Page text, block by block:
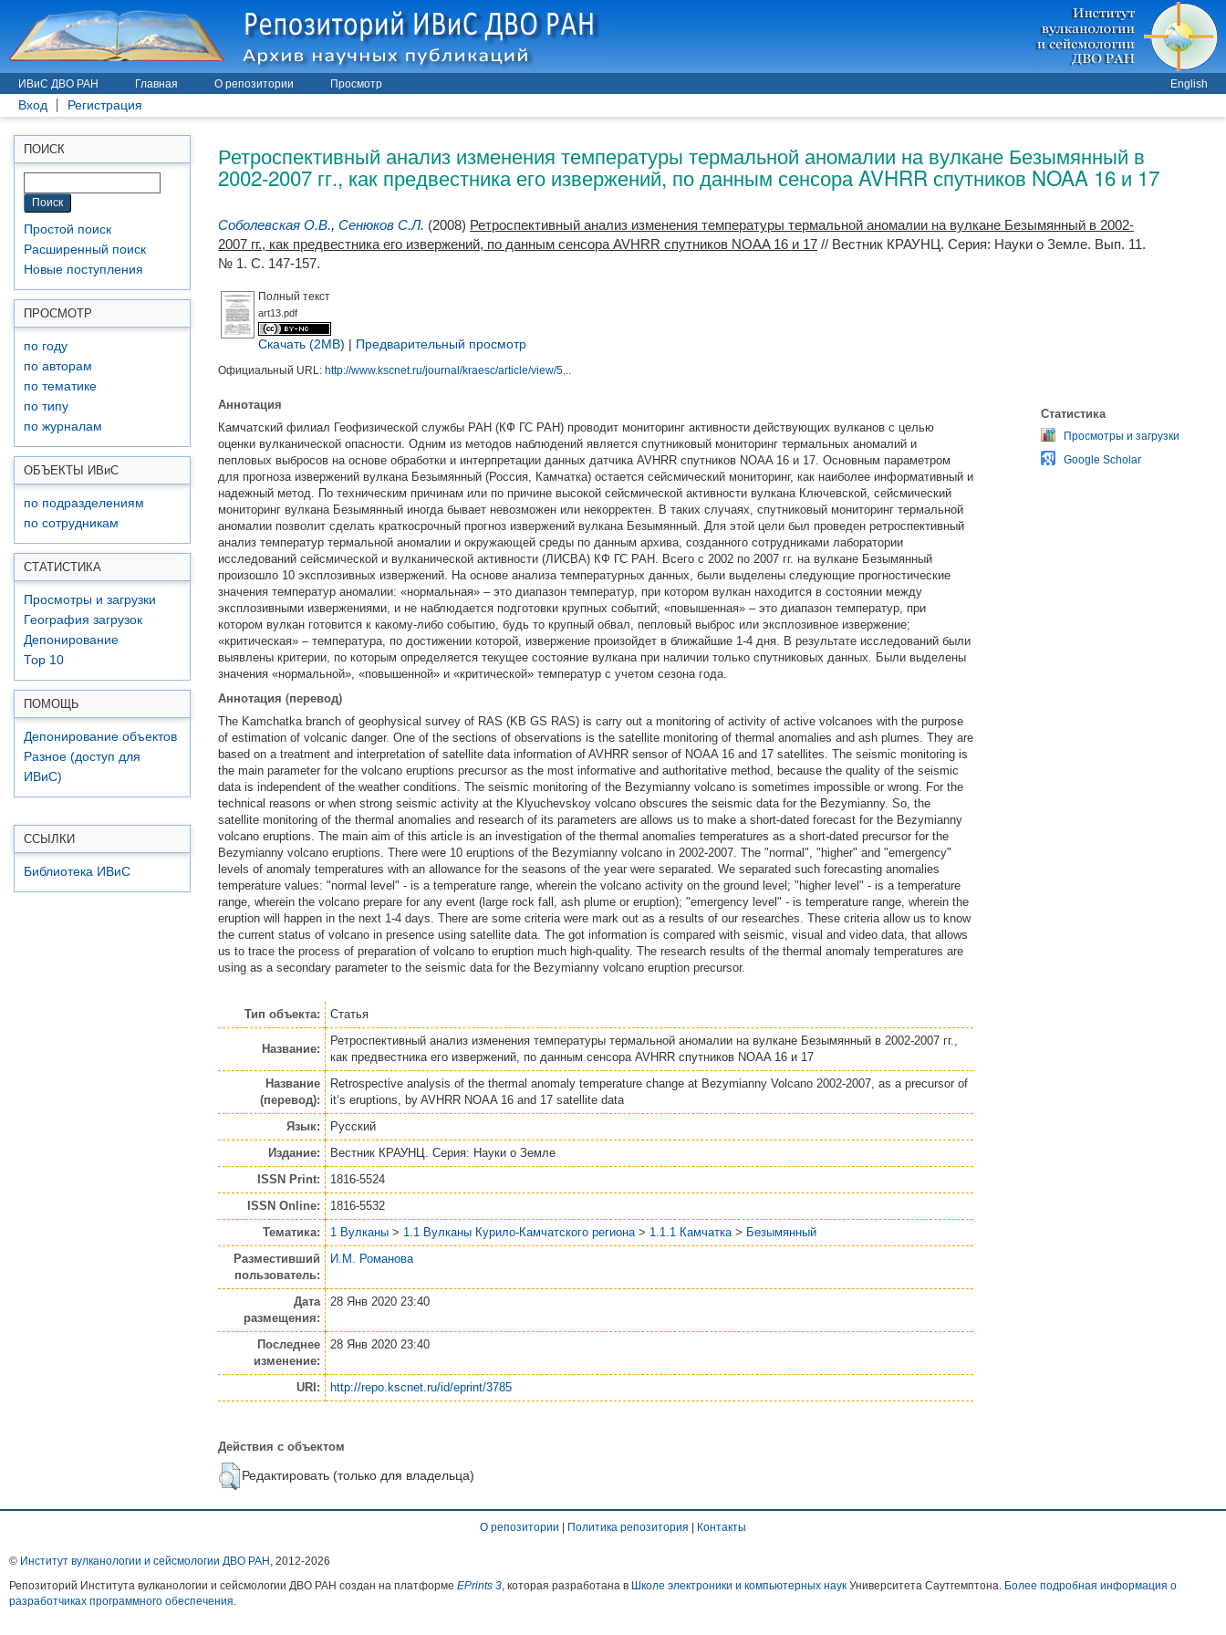
ИВиС ДВО РАН Главная О репозитории Просмотр English
Вход Регистрация
ПОИСК
Простой поиск
Расширенный поиск
Новые поступления
ПРОСМОТР
по году
по авторам
по тематике
по типу
по журналам
ОБЪЕКТЫ ИВиС
по подразделениям
по сотрудникам
СТАТИСТИКА
Просмотры и загрузки
География загрузок
Депонирование
Top 10
ПОМОЩЬ
Депонирование объектов
Разное (доступ для
ИВиС)
ССЫЛКИ
Библиотека ИВиС
Ретроспективный анализ изменения температуры термальной аномалии на вулкане Безымянный в
2002-2007 гг., как предвестника его извержений, по данным сенсора AVHRR спутников NOAA 16 и 17
Соболевская О.В., Сенюков С.Л. (2008) Ретроспективный анализ изменения температуры термальной аномалии на вулкане Безымянный в 2002-
2007 гг., как предвестника его извержений, по данным сенсора AVHRR спутников NOAA 16 и 17 // Вестник КРАУНЦ. Серия: Науки о Земле. Вып. 11.
№ 1. С. 147-157.
Полный текст
art13.pdf
Скачать (2MB) | Предварительный просмотр
Официальный URL: http://www.kscnet.ru/journal/kraesc/article/view/5...
Аннотация
Камчатский филиал Геофизической службы РАН (КФ ГС РАН) проводит мониторинг активности действующих вулканов с целью
оценки вулканической опасности. Одним из методов наблюдений является спутниковый мониторинг термальных аномалий и
пепловых выбросов на основе обработки и интерпретации данных датчика AVHRR спутников NOAA 16 и 17. Основным параметром
для прогноза извержений вулкана Безымянный (Россия, Камчатка) остается сейсмический мониторинг, как наиболее информативный и
надежный метод. По техническим причинам или по причине высокой сейсмической активности вулкана Ключевской, сейсмический
мониторинг вулкана Безымянный иногда бывает невозможен или некорректен. В таких случаях, спутниковый мониторинг термальной
аномалии позволит сделать краткосрочный прогноз извержений вулкана Безымянный. Для этой цели был проведен ретроспективный
анализ температур термальной аномалии и окружающей среды по данным архива, созданного сотрудниками лаборатории
исследований сейсмической и вулканической активности (ЛИСВА) КФ ГС РАН. Всего с 2002 по 2007 гг. на вулкане Безымянный
произошло 10 эксплозивных извержений. На основе анализа температурных данных, были выделены следующие прогностические
значения температур аномалии: «нормальная» – это диапазон температур, при котором вулкан находится в состоянии между
эксплозивными извержениями, и не наблюдается подготовки крупных событий; «повышенная» – это диапазон температур, при
котором вулкан готовится к какому-либо событию, будь то крупный обвал, пепловый выброс или эксплозивное извержение;
«критическая» – температура, по достижении которой, извержение произойдет в ближайшие 1-4 дня. В результате исследований были
выявлены критерии, по которым определяется текущее состояние вулкана при наличии только спутниковых данных. Были выделены
значения «нормальной», «повышенной» и «критической» температур с учетом сезона года.
Аннотация (перевод)
The Kamchatka branch of geophysical survey of RAS (KB GS RAS) is carry out a monitoring of activity of active volcanoes with the purpose
of estimation of volcanic danger. One of the sections of observations is the satellite monitoring of thermal anomalies and ash plumes. They are
based on a treatment and interpretation of satellite data information of AVHRR sensor of NOAA 16 and 17 satellites. The seismic monitoring is
the main parameter for the volcano eruptions precursor as the most informative and authoritative method, because the quality of the seismic
data is independent of the weather conditions. The seismic monitoring of the Bezymianny volcano is sometimes impossible or wrong. For the
technical reasons or when strong seismic activity at the Klyuchevskoy volcano obscures the seismic data for the Bezymianny. So, the
satellite monitoring of the thermal anomalies and research of its parameters are allows us to make a short-dated forecast for the Bezymianny
volcano eruptions. The main aim of this article is an investigation of the thermal anomalies temperatures as a short-dated precursor for the
Bezymianny volcano eruptions. There were 10 eruptions of the Bezymianny volcano in 2002-2007. The "normal", "higher" and "emergency"
levels of anomaly temperatures with an allowance for the seasons of the year were separated. We separated such forecasting anomalies
temperature values: "normal level" - is a temperature range, wherein the volcano activity on the ground level; "higher level" - is a temperature
range, wherein the volcano prepare for any event (large rock fall, ash plume or eruption); "emergency level" - is temperature range, wherein the
eruption will happen in the next 1-4 days. There are some criteria were mark out as a results of our researches. These criteria allow us to know
the current status of volcano in presence using satellite data. The got information is compared with seismic, visual and video data, that allows
us to trace the process of preparation of volcano to eruption much high-quality. The research results of the thermal anomaly temperatures are
using as a secondary parameter to the seismic data for the Bezymianny volcano eruption precursor.
Тип объекта: Статья
Название:
Ретроспективный анализ изменения температуры термальной аномалии на вулкане Безымянный в 2002-2007 гг.,
как предвестника его извержений, по данным сенсора AVHRR спутников NOAA 16 и 17
Название
(перевод):
Retrospective analysis of the thermal anomaly temperature change at Bezymianny Volcano 2002-2007, as a precursor of
it‘s eruptions, by AVHRR NOAA 16 and 17 satellite data
Язык:
Русский
Издание:
Вестник КРАУНЦ. Серия: Науки о Земле
ISSN Print:
1816-5524
ISSN Online:
1816-5532
Тематика:
1 Вулканы > 1.1 Вулканы Курило-Камчатского региона > 1.1.1 Камчатка > Безымянный
Разместивший
пользователь:
И.М. Романова
Дата
размещения:
28 Янв 2020 23:40
Последнее
изменение:
28 Янв 2020 23:40
URI: http://repo.kscnet.ru/id/eprint/3785
Действия с объектом
Редактировать (только для владельца)
Статистика
Просмотры и загрузки
Google Scholar
О репозитории | Политика репозитория | Контакты
© Институт вулканологии и сейсмологии ДВО РАН , 2012-2026
Репозиторий Института вулканологии и сейсмологии ДВО РАН создан на платформе EPrints 3 , которая разработана в Школе электроники и компьютерных наук Университета Саутгемптона. Более подробная информация о
разработчиках программного обеспечения